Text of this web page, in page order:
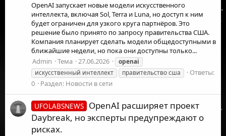
OpenAI запускает новые модели искусственного
интеллекта, включая Sol, Terra и Luna, но доступ к ним
будет ограничен для узкого круга партнёров. Это
решение было принято по запросу правительства США.
Компания планирует сделать модели общедоступными в
ближайшие недели, но пока они доступны только...
Admin
Тема 27.06.2026
openai
искусственный интеллект
правительство сша
Ответы:
0
Раздел: Новости в сети
UFOLABSNEWS OpenAI расширяет проект
Daybreak, но эксперты предупреждают о
рисках.